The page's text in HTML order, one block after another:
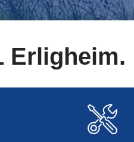
Erligheim.